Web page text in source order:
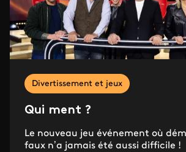
Divertissement et jeux
Qui ment ?
Le nouveau jeu événement où
faux n’a jamais été aussi difficile !